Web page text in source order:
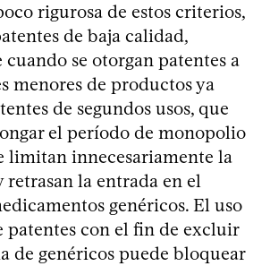
rigurosa de estos criterios,
de baja calidad,
se otorgan patentes a
menores de productos ya
de segundos usos, que
el período de monopolio
limitan innecesariamente la
retrasan la entrada en el
genéricos. El uso
patentes con el fin de excluir
de genéricos puede bloquear